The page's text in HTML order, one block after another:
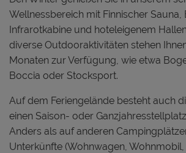
Wellnessbereich mit Finnischer Sauna,
Infrarotkabine und hoteleigenem
diverse Outdooraktivitäten stehen
Monaten zur Verfügung, wie etwa
Boccia oder Stocksport.
Auf dem Feriengelände besteht auch
einen Saison- oder
Anders als auf anderen
Unterkünfte (Wohnwagen, Wohnmobil,